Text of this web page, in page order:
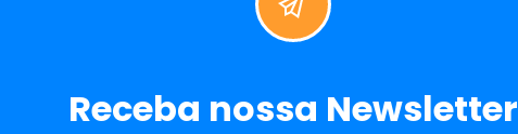
Receba nossa Newsletter